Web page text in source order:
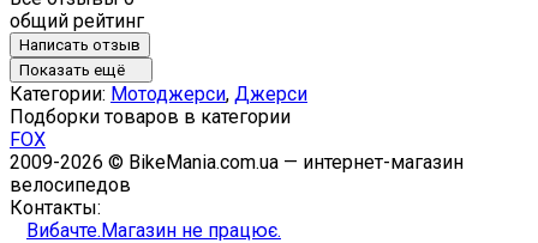
общий рейтинг
Написать отзыв
Показать ещё
Категории: Мотоджерси, Джерси
Подборки товаров в категории
FOX
2009-2026 © BikeMania.com.ua — интернет-магазин
велосипедов
Контакты:
Вибачте.Магазин не працює.